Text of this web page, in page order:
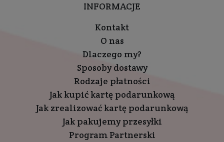
INFORMACJE
Kontakt
O nas
Dlaczego my?
Sposoby dostawy
Rodzaje płatności
Jak kupić kartę podarunkową
Jak zrealizować kartę podarunkową
Jak pakujemy przesyłki
Program Partnerski